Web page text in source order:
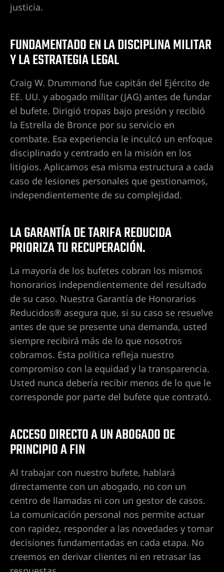
justicia.
FUNDAMENTADO EN LA DISCIPLINA MILITAR
Y LA ESTRATEGIA LEGAL
Craig W. Drummond fue capitán del Ejército de
EE. UU. y abogado militar (JAG) antes de fundar
el bufete. Dirigió tropas bajo presión y recibió
la Estrella de Bronce por su servicio en
combate. Esa experiencia le inculcó un enfoque
disciplinado y centrado en la misión en los
litigios. Aplicamos esa misma estructura a cada
caso de lesiones personales que gestionamos,
independientemente de su complejidad.
LA GARANTÍA DE TARIFA REDUCIDA
PRIORIZA TU RECUPERACIÓN.
La mayoría de los bufetes cobran los mismos
honorarios independientemente del resultado
de su caso. Nuestra Garantía de Honorarios
Reducidos® asegura que, si su caso se resuelve
antes de que se presente una demanda, usted
siempre recibirá más de lo que nosotros
cobramos. Esta política refleja nuestro
compromiso con la equidad y la transparencia.
Usted nunca debería recibir menos de lo que le
corresponde por parte del bufete que contrató.
ACCESO DIRECTO A UN ABOGADO DE
PRINCIPIO A FIN
Al trabajar con nuestro bufete, hablará
directamente con un abogado, no con un
centro de llamadas ni con un gestor de casos.
La comunicación personal nos permite actuar
con rapidez, responder a las novedades y tomar
decisiones fundamentadas en cada etapa. No
creemos en derivar clientes ni en retrasar las
Las
Las
su
North
de